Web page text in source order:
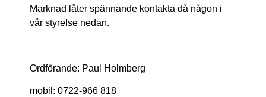
Marknad låter spännande kontakta då någon i
vår styrelse nedan.
Ordförande: Paul Holmberg
mobil: 0722-966 818